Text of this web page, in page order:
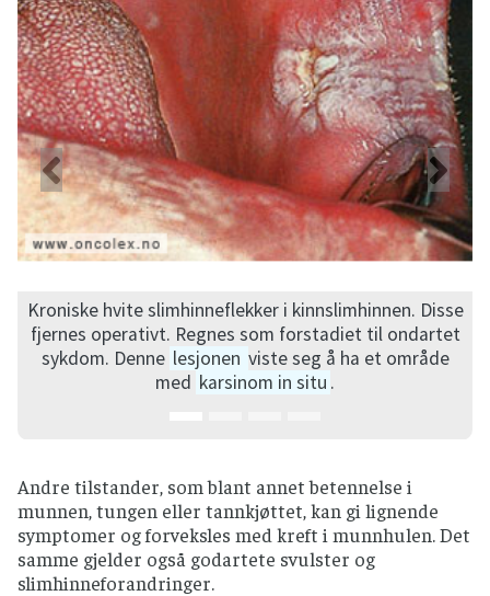
Kroniske hvite slimhinneflekker i kinnslimhinnen. Disse
fjernes operativt. Regnes som forstadiet til ondartet
sykdom. Denne lesjonen viste seg å ha et område
med karsinom in situ .
Forrige
Andre tilstander, som blant annet betennelse i
munnen, tungen eller tannkjøttet, kan gi lignende
symptomer og forveksles med kreft i munnhulen. Det
samme gjelder også godartete svulster og
slimhinneforandringer.